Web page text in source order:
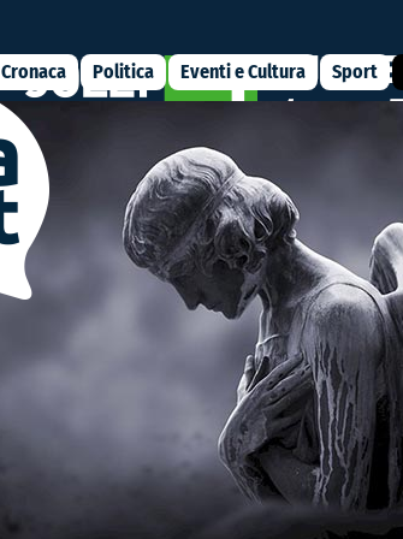
Cronaca Politica Eventi e Cultura Sport